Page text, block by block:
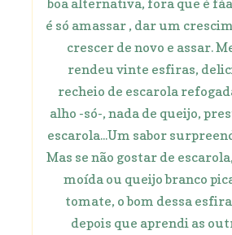
é só amassar , dar um
crescer de novo e assar.
rendeu vinte esfiras,
recheio de escarola
alho -só-, nada de queijo,
escarola...Um sabor
Mas se não gostar de
moída ou queijo branco
tomate, o bom dessa esfira
depois que aprendi as